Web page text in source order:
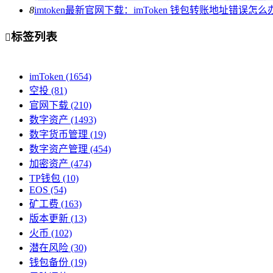
8imtoken最新官网下载：imToken 钱包转账地址错误怎么
标签列表
imToken (1654)
空投 (81)
官网下载 (210)
数字资产 (1493)
数字货币管理 (19)
数字资产管理 (454)
加密资产 (474)
TP钱包 (10)
EOS (54)
矿工费 (163)
版本更新 (13)
火币 (102)
潜在风险 (30)
钱包备份 (19)